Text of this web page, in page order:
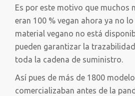
Es por este motivo que muchos
eran 100 % vegan ahora ya no
material vegano no está
pueden garantizar la
toda la cadena de suministro.
Así pues de más de 1800
comercializaban antes de la